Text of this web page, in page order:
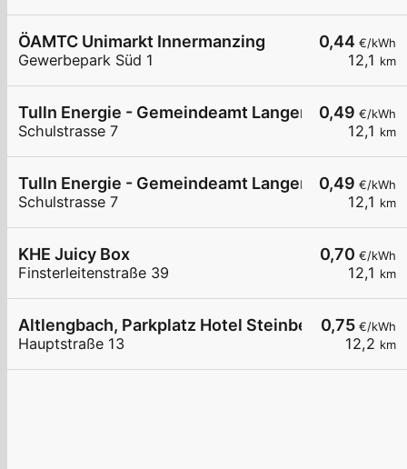
0,44 €/kWh
12,1 km
ÖAMTC Unimarkt Innermanzing
Gewerbepark Süd 1
0,49 €/kWh
12,1 km
Tulln Energie - Gemeindeamt Langenrohr 2
Schulstrasse 7
0,49 €/kWh
12,1 km
Tulln Energie - Gemeindeamt Langenrohr 1
Schulstrasse 7
0,70 €/kWh
12,1 km
KHE Juicy Box
Finsterleitenstraße 39
0,75 €/kWh
12,2 km
Altlengbach, Parkplatz Hotel Steinberger
Hauptstraße 13